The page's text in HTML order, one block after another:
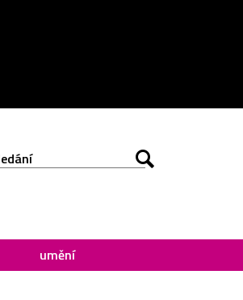
umění